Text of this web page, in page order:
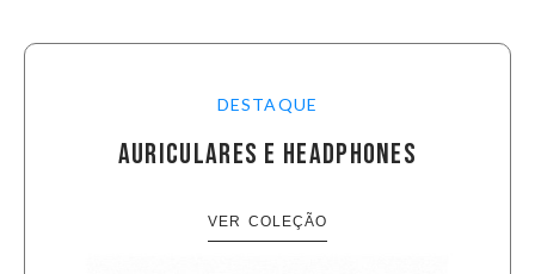
DESTAQUE
AURICULARES E HEADPHONES
VER COLEÇÃO